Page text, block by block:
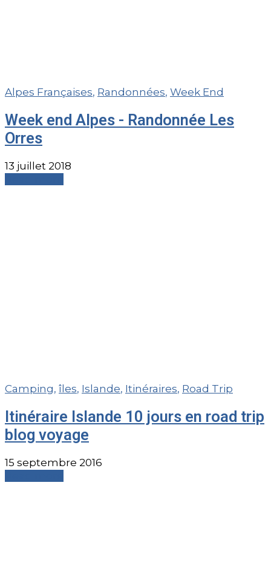
Alpes Françaises, Randonnées, Week End
Week end Alpes - Randonnée Les
Orres
13 juillet 2018
Camping, îles, Islande, Itinéraires, Road Trip
Itinéraire Islande 10 jours en road trip
blog voyage
15 septembre 2016